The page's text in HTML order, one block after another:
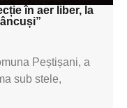
în aer liber, la
Peștișani, a
sub stele,